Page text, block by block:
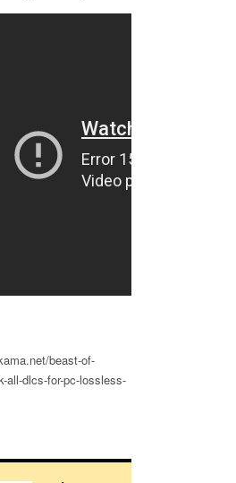
beast-of-
all-dlcs-for-pc-lossless-